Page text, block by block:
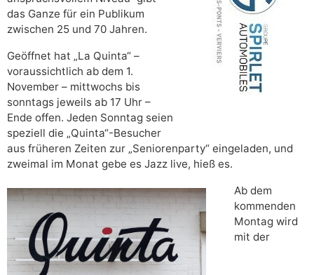
das Ganze für ein Publikum
zwischen 25 und 70 Jahren.
Geöffnet hat „La Quinta“ –
voraussichtlich ab dem 1.
November – mittwochs bis
sonntags jeweils ab 17 Uhr –
Ende offen. Jeden Sonntag seien
speziell die „Quinta“-Besucher
aus früheren Zeiten zur „Seniorenparty“ eingeladen, und
zweimal im Monat gebe es Jazz live, hieß es.
Ab dem
kommenden
Montag wird
mit der